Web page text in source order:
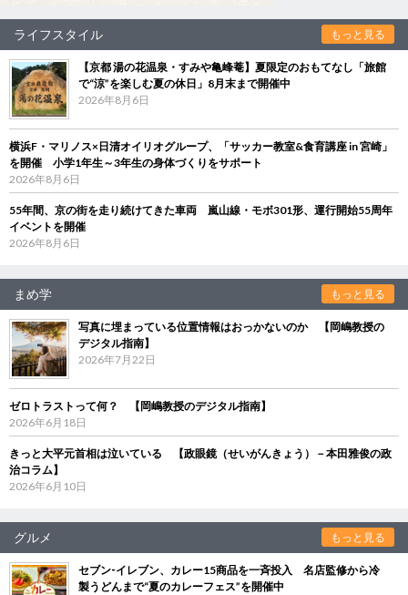
ライフスタイル もっと見る
【京都 湯の花温泉・すみや亀峰菴】夏限定のおもてなし「旅館
で“涼”を楽しむ夏の休日」8月末まで開催中
2026年8月6日
横浜F・マリノス×日清オイリオグループ、「サッカー教室&食育講座 in 宮崎」
を開催 小学1年生～3年生の身体づくりをサポート
2026年8月6日
55年間、京の街を走り続けてきた車両 嵐山線・モボ301形、運行開始55周年
イベントを開催
2026年8月6日
まめ学 もっと見る
写真に埋まっている位置情報はおっかないのか 【岡嶋教授の
デジタル指南】
2026年7月22日
ゼロトラストって何？ 【岡嶋教授のデジタル指南】
2026年6月18日
きっと大平元首相は泣いている 【政眼鏡（せいがんきょう）－本田雅俊の政
治コラム】
2026年6月10日
グルメ もっと見る
セブン‐イレブン、カレー15商品を一斉投入 名店監修から冷
製うどんまで“夏のカレーフェス”を開催中